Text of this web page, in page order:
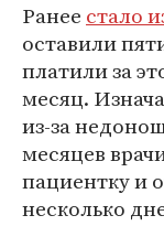
Ранее стало
оставили
платили за
месяц.
из-за
месяцев
пациентку и
несколько